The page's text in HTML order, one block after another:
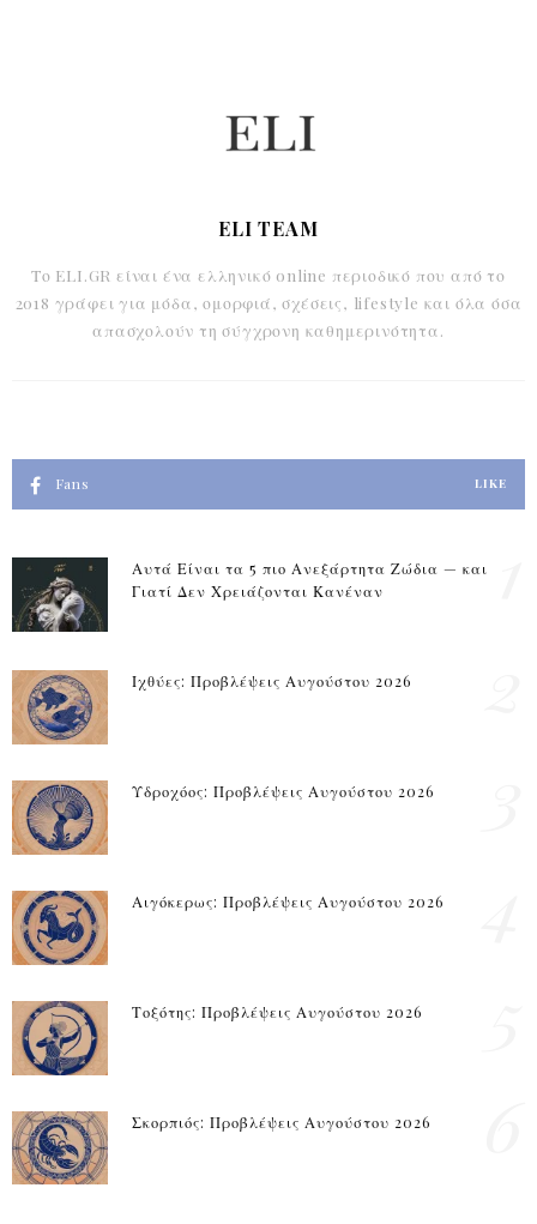
ELI TEAM
Το ELI.GR είναι ένα ελληνικό online περιοδικό που από το
2018 γράφει για μόδα, ομορφιά, σχέσεις, lifestyle και όλα όσα
απασχολούν τη σύγχρονη καθημερινότητα.
Fans LIKE
Αυτά Είναι τα 5 πιο Ανεξάρτητα Ζώδια — και
Γιατί Δεν Χρειάζονται Κανέναν
Ιχθύες: Προβλέψεις Αυγούστου 2026
Υδροχόος: Προβλέψεις Αυγούστου 2026
Αιγόκερως: Προβλέψεις Αυγούστου 2026
Τοξότης: Προβλέψεις Αυγούστου 2026
Σκορπιός: Προβλέψεις Αυγούστου 2026